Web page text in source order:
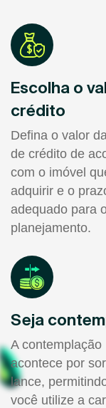
Escolha o
crédito
Defina o valor
de crédito de
com o imóvel
adquirir e o
adequado para
planejamento.
Seja
A contemplação
acontece por
lance,
você utilize a